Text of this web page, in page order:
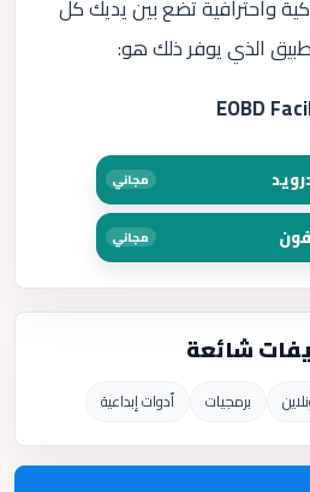
شائعة
برمجيات أدوات إبداعية
واحترافية تضع بين يديك كل
الذي يوفر ذلك هو:
EOBD
مجاني
مجاني